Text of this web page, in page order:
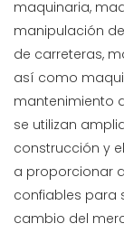
maquinaria,
manipulación
de carreteras,
así como
mantenimiento
se utilizan
construcción y
a proporcionar
confiables para
cambio del